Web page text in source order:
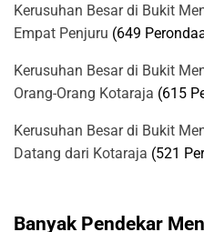
Kerusuhan Besar di Bukit
Empat Penjuru (649
Kerusuhan Besar di Bukit
Orang-Orang Kotaraja (615
Kerusuhan Besar di Bukit
Datang dari Kotaraja (521
Banyak Pendekar